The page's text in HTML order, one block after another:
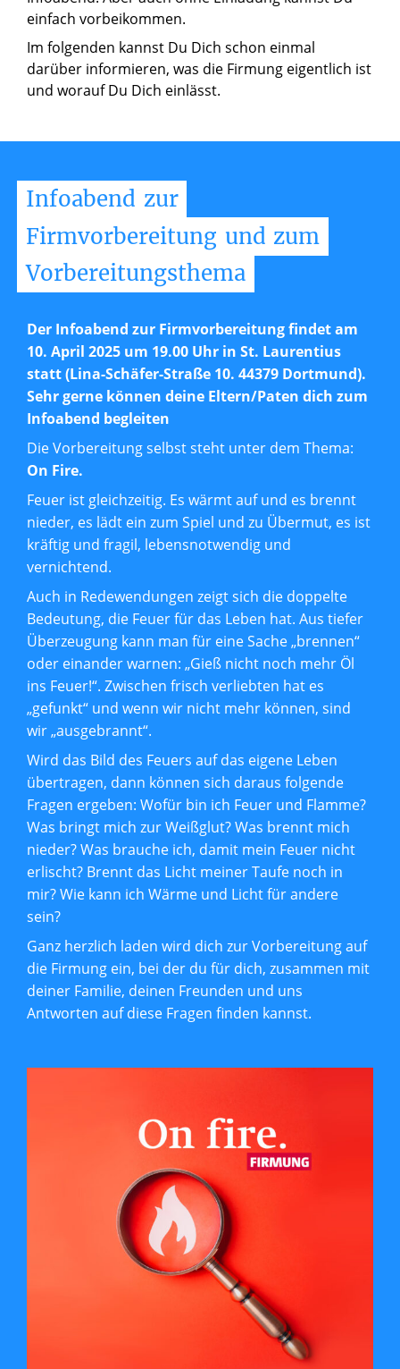
einfach vorbeikommen.
Im folgenden kannst Du Dich schon einmal
darüber informieren, was die Firmung eigentlich ist
und worauf Du Dich einlässt.
Infoabend zur
Firmvorbereitung und zum
Vorbereitungsthema
Der Infoabend zur Firmvorbereitung findet am
10. April 2025 um 19.00 Uhr in St. Laurentius
statt (Lina-Schäfer-Straße 10. 44379 Dortmund).
Sehr gerne können deine Eltern/Paten dich zum
Infoabend begleiten
Die Vorbereitung selbst steht unter dem Thema:
On Fire.
Feuer ist gleichzeitig. Es wärmt auf und es brennt
nieder, es lädt ein zum Spiel und zu Übermut, es ist
kräftig und fragil, lebensnotwendig und
vernichtend.
Auch in Redewendungen zeigt sich die doppelte
Bedeutung, die Feuer für das Leben hat. Aus tiefer
Überzeugung kann man für eine Sache „brennen“
oder einander warnen: „Gieß nicht noch mehr Öl
ins Feuer!“. Zwischen frisch verliebten hat es
„gefunkt“ und wenn wir nicht mehr können, sind
wir „ausgebrannt“.
Wird das Bild des Feuers auf das eigene Leben
übertragen, dann können sich daraus folgende
Fragen ergeben: Wofür bin ich Feuer und Flamme?
Was bringt mich zur Weißglut? Was brennt mich
nieder? Was brauche ich, damit mein Feuer nicht
erlischt? Brennt das Licht meiner Taufe noch in
mir? Wie kann ich Wärme und Licht für andere
sein?
Ganz herzlich laden wird dich zur Vorbereitung auf
die Firmung ein, bei der du für dich, zusammen mit
deiner Familie, deinen Freunden und uns
Antworten auf diese Fragen finden kannst.